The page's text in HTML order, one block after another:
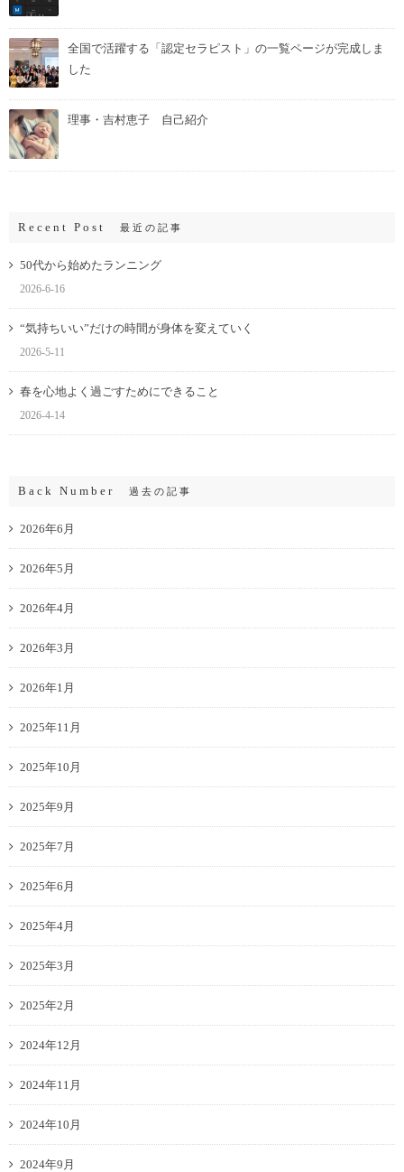
全国で活躍する「認定セラピスト」の一覧ページが完成しま
した
理事・吉村恵子 自己紹介
Recent Post 最近の記事
50代から始めたランニング
2026-6-16
“気持ちいい”だけの時間が身体を変えていく
2026-5-11
春を心地よく過ごすためにできること
2026-4-14
Back Number 過去の記事
2026年6月
2026年5月
2026年4月
2026年3月
2026年1月
2025年11月
2025年10月
2025年9月
2025年7月
2025年6月
2025年4月
2025年3月
2025年2月
2024年12月
2024年11月
2024年10月
2024年9月